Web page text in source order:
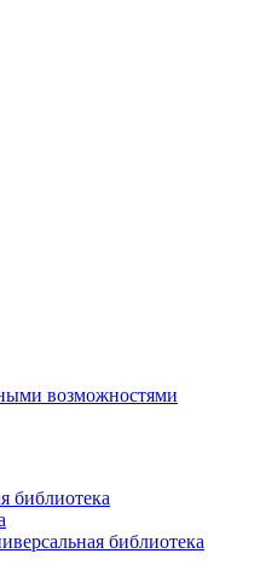
возможностями
библиотека
библиотека